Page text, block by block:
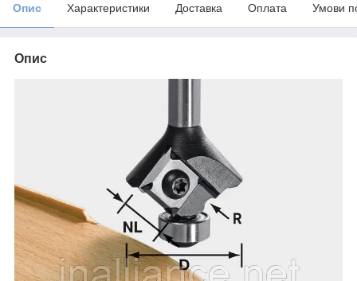
Опис Характеристики Доставка Оплата Умови
Опис